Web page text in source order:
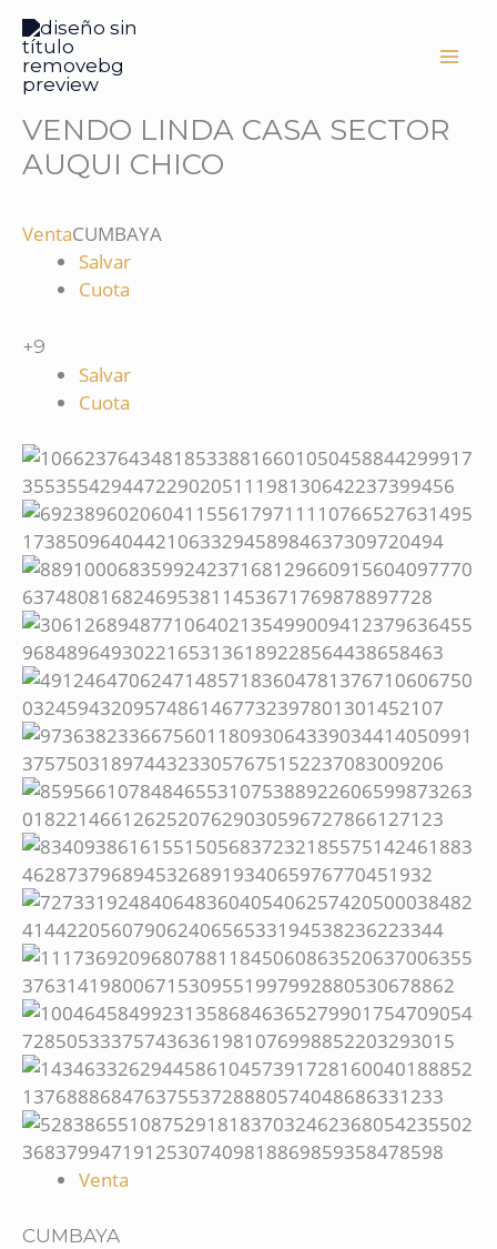
contenido
VENDO LINDA CASA SECTOR
AUQUI CHICO
VentaCUMBAYA
Salvar
Cuota
+9
Salvar
Cuota
Venta
CUMBAYA